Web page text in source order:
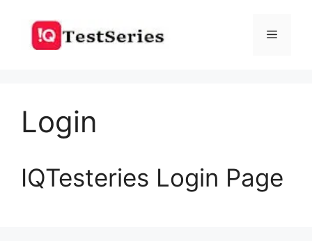
content
Menu
Login
IQTesteries Login Page